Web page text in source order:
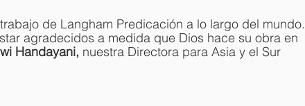
de Langham Predicación a lo largo del mundo.
agradecidos a medida que Dios hace su obra en
Handayani, nuestra Directora para Asia y el Sur